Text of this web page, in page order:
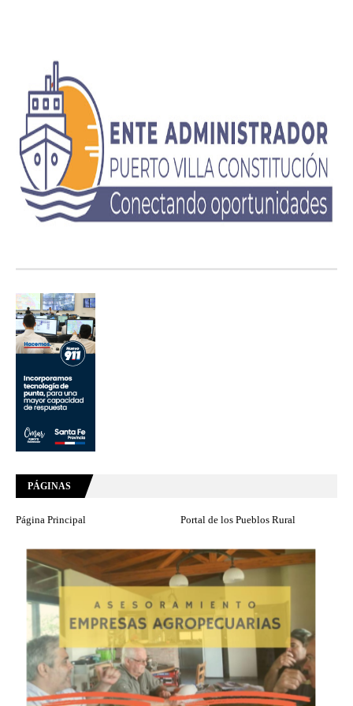
PÁGINAS
Página Principal Portal de los Pueblos Rural